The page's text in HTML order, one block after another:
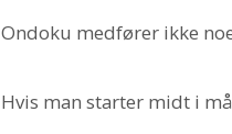
Ondoku medfører ikke
Hvis man starter midt i